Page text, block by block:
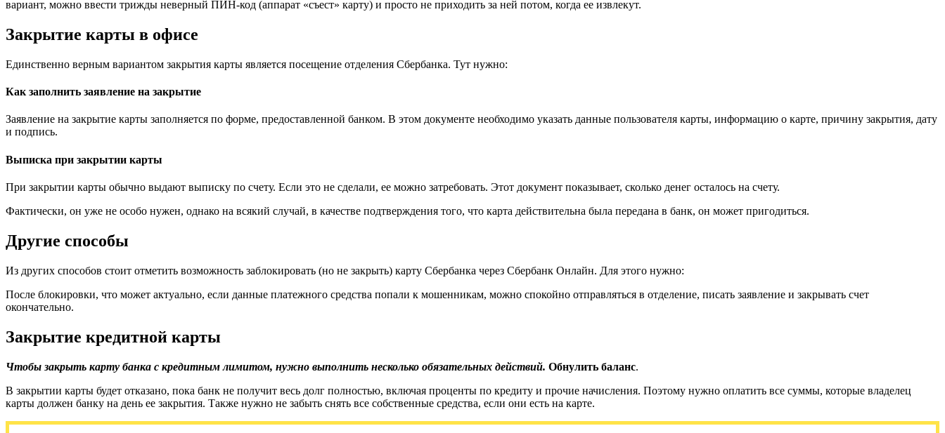
вариант, можно ввести трижды неверный ПИН-код (аппарат «съест» карту) и просто не приходить за ней потом, когда ее извлекут.
Закрытие карты в офисе
Единственно верным вариантом закрытия карты является посещение отделения Сбербанка. Тут нужно:
Как заполнить заявление на закрытие
Заявление на закрытие карты заполняется по форме, предоставленной банком. В этом документе необходимо указать данные пользователя карты, информацию о карте, причину закрытия, дату
и подпись.
Выписка при закрытии карты
При закрытии карты обычно выдают выписку по счету. Если это не сделали, ее можно затребовать. Этот документ показывает, сколько денег осталось на счету.
Фактически, он уже не особо нужен, однако на всякий случай, в качестве подтверждения того, что карта действительна была передана в банк, он может пригодиться.
Другие способы
Из других способов стоит отметить возможность заблокировать (но не закрыть) карту Сбербанка через Сбербанк Онлайн. Для этого нужно:
После блокировки, что может актуально, если данные платежного средства попали к мошенникам, можно спокойно отправляться в отделение, писать заявление и закрывать счет
окончательно.
Закрытие кредитной карты
Чтобы закрыть карту банка с кредитным лимитом, нужно выполнить несколько обязательных действий. Обнулить баланс.
В закрытии карты будет отказано, пока банк не получит весь долг полностью, включая проценты по кредиту и прочие начисления. Поэтому нужно оплатить все суммы, которые владелец
карты должен банку на день ее закрытия. Также нужно не забыть снять все собственные средства, если они есть на карте.